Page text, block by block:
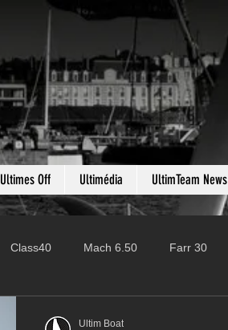
Ultimes Off Ultimédia UltimTeam News
Class40 Mach 6.50 Farr 30
Ultim Boat